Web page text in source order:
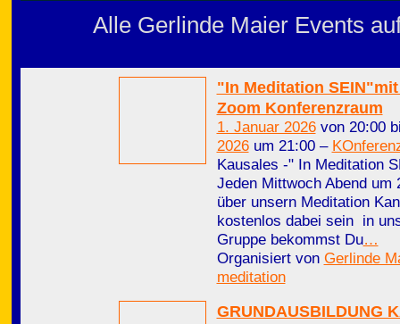
Alle Gerlinde Maier Events
"In Meditation
Zoom Konferenzraum
1. Januar 2026von 20:00
2026um 21:00 –
Kausales -" In Meditation
Jeden Mittwoch Abend um
über unsern Meditation
kostenlos dabei sein in
Gruppe bekommst Du…
Organisiert von Gerlinde
meditation
GRUNDAUSBILDUNG